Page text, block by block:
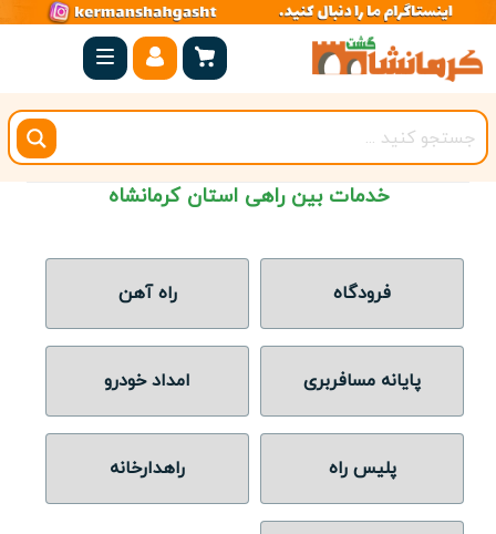
صفحه
اصلی
کرمانشاه
مجموعه
روستاهای
اقامتگاه
خدمات بین راهی استان کرمانشاه
فرودگاه راه آهن
پایانه مسافربری امداد خودرو
پلیس راه راهدارخانه